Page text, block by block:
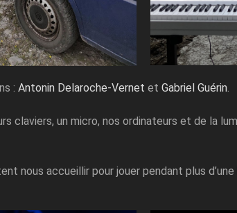
: Antonin Delaroche-Vernet et Gabriel Guérin
claviers, un micro, nos ordinateurs et de la
nous accueillir pour jouer pendant plus